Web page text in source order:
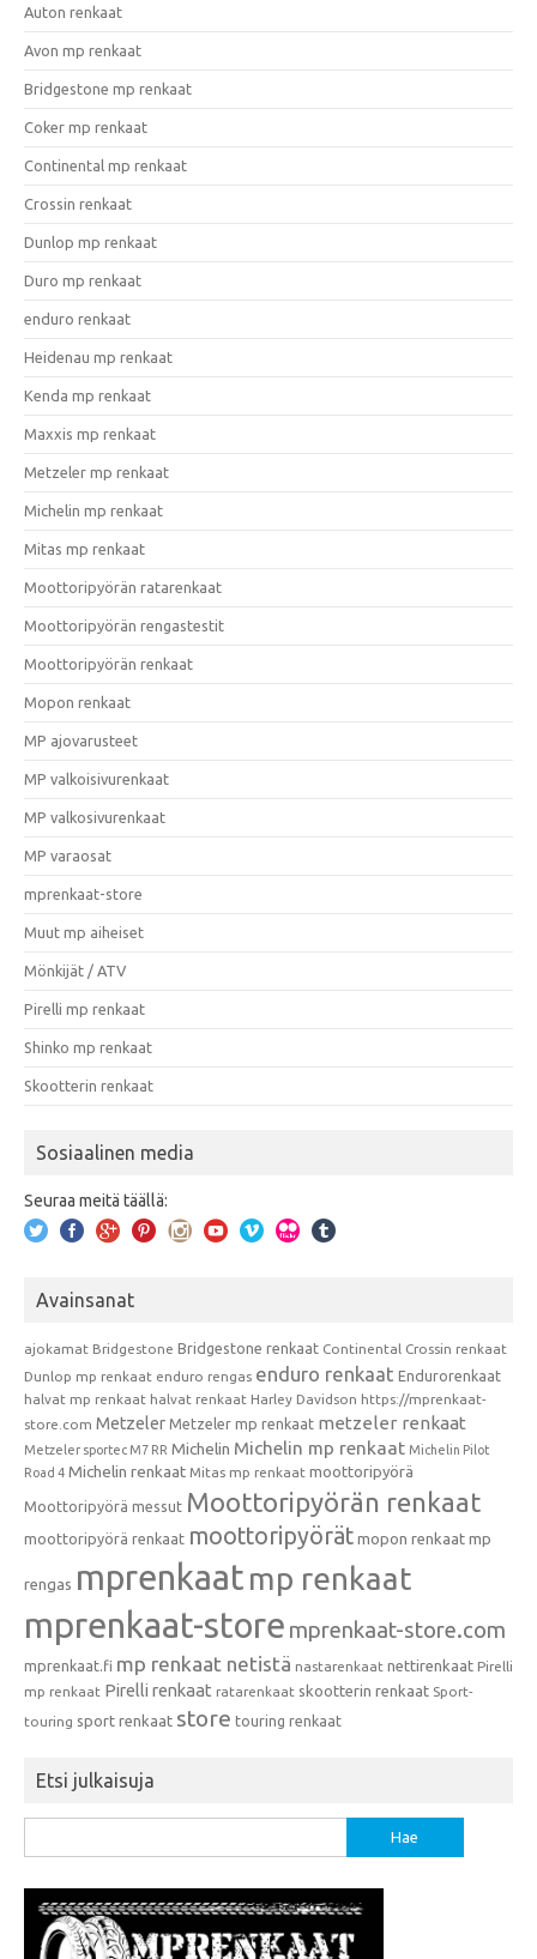
Auton renkaat
Avon mp renkaat
Bridgestone mp renkaat
Coker mp renkaat
Continental mp renkaat
Crossin renkaat
Dunlop mp renkaat
Duro mp renkaat
enduro renkaat
Heidenau mp renkaat
Kenda mp renkaat
Maxxis mp renkaat
Metzeler mp renkaat
Michelin mp renkaat
Mitas mp renkaat
Moottoripyörän ratarenkaat
Moottoripyörän rengastestit
Moottoripyörän renkaat
Mopon renkaat
MP ajovarusteet
MP valkoisivurenkaat
MP valkosivurenkaat
MP varaosat
mprenkaat-store
Muut mp aiheiset
Mönkijät / ATV
Pirelli mp renkaat
Shinko mp renkaat
Skootterin renkaat
Sosiaalinen media
Seuraa meitä täällä:
Avainsanat
ajokamat Bridgestone Bridgestone renkaat Continental Crossin renkaat
Dunlop mp renkaat enduro rengas enduro renkaat Endurorenkaat
halvat mp renkaat halvat renkaat Harley Davidson https://mprenkaat-
store.com Metzeler Metzeler mp renkaat metzeler renkaat
Metzeler sportec M7 RR Michelin Michelin mp renkaat Michelin Pilot
Road 4 Michelin renkaat Mitas mp renkaat moottoripyörä
Moottoripyörä messut Moottoripyörän renkaat
moottoripyörä renkaat moottoripyörät mopon renkaat mp
rengas mprenkaat mp renkaat
mprenkaat-store mprenkaat-store.com
mprenkaat.fi mp renkaat netistä nastarenkaat nettirenkaat Pirelli
mp renkaat Pirelli renkaat ratarenkaat skootterin renkaat Sport-
touring sport renkaat store touring renkaat
Etsi julkaisuja